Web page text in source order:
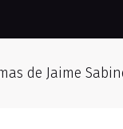
de Jaime